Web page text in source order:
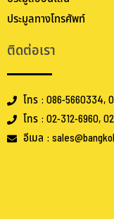
ประมูลทางโทรศัพท์
ติดต่อเรา
โทร : 086-5660334,
โทร : 02-312-6960,
อีเมล :